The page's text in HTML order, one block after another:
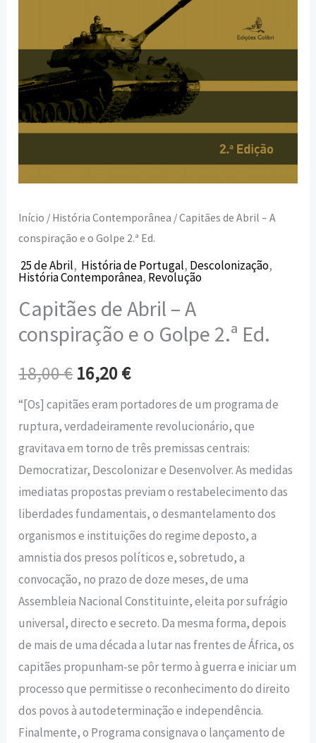
Início / História Contemporânea / Capitães de Abril – A
conspiração e o Golpe 2.ª Ed.
25 de Abril, História de Portugal, Descolonização,
História Contemporânea, Revolução
Capitães de Abril – A
conspiração e o Golpe 2.ª Ed.
18,00€ 16,20€
“[Os] capitães eram portadores de um programa de
ruptura, verdadeiramente revolucioná­rio, que
gravitava em torno de três premissas centrais:
Democratizar, Descolonizar e Desenvolver. As medidas
imediatas propostas previam o restabelecimento das
liberdades fundamentais, o desmantelamento dos
organismos e instituições do regime deposto, a
amnistia dos presos políticos e, sobretudo, a
convocação, no prazo de doze meses, de uma
Assembleia Nacional Constituinte, eleita por sufrágio
universal, directo e secreto. Da mesma forma, depois
de mais de uma década a lutar nas frentes de África, os
capitães propunham-se pôr termo à guerra e iniciar um
processo que permitisse o reconhecimento do direito
dos povos à autodeterminação e independência.
Finalmente, o Programa consigna­va o lançamento de
Ed.